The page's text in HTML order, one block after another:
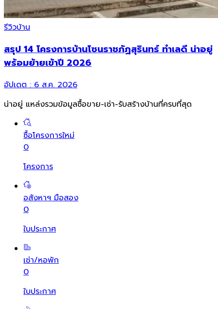
รีวิวบ้าน
สรุป 14 โครงการบ้านโซนราชภัฏสุรินทร์ ทำเลดี น่าอยู่
พร้อมย้ายเข้าปี 2026
อัปเดต : 6 ส.ค. 2026
น่าอยู่ แหล่งรวมข้อมูลซื้อขาย-เช่า-รับสร้างบ้านที่ครบที่สุด
ซื้อโครงการใหม่
0
โครงการ
อสังหาฯ มือสอง
0
ใบประกาศ
เช่า/หอพัก
0
ใบประกาศ